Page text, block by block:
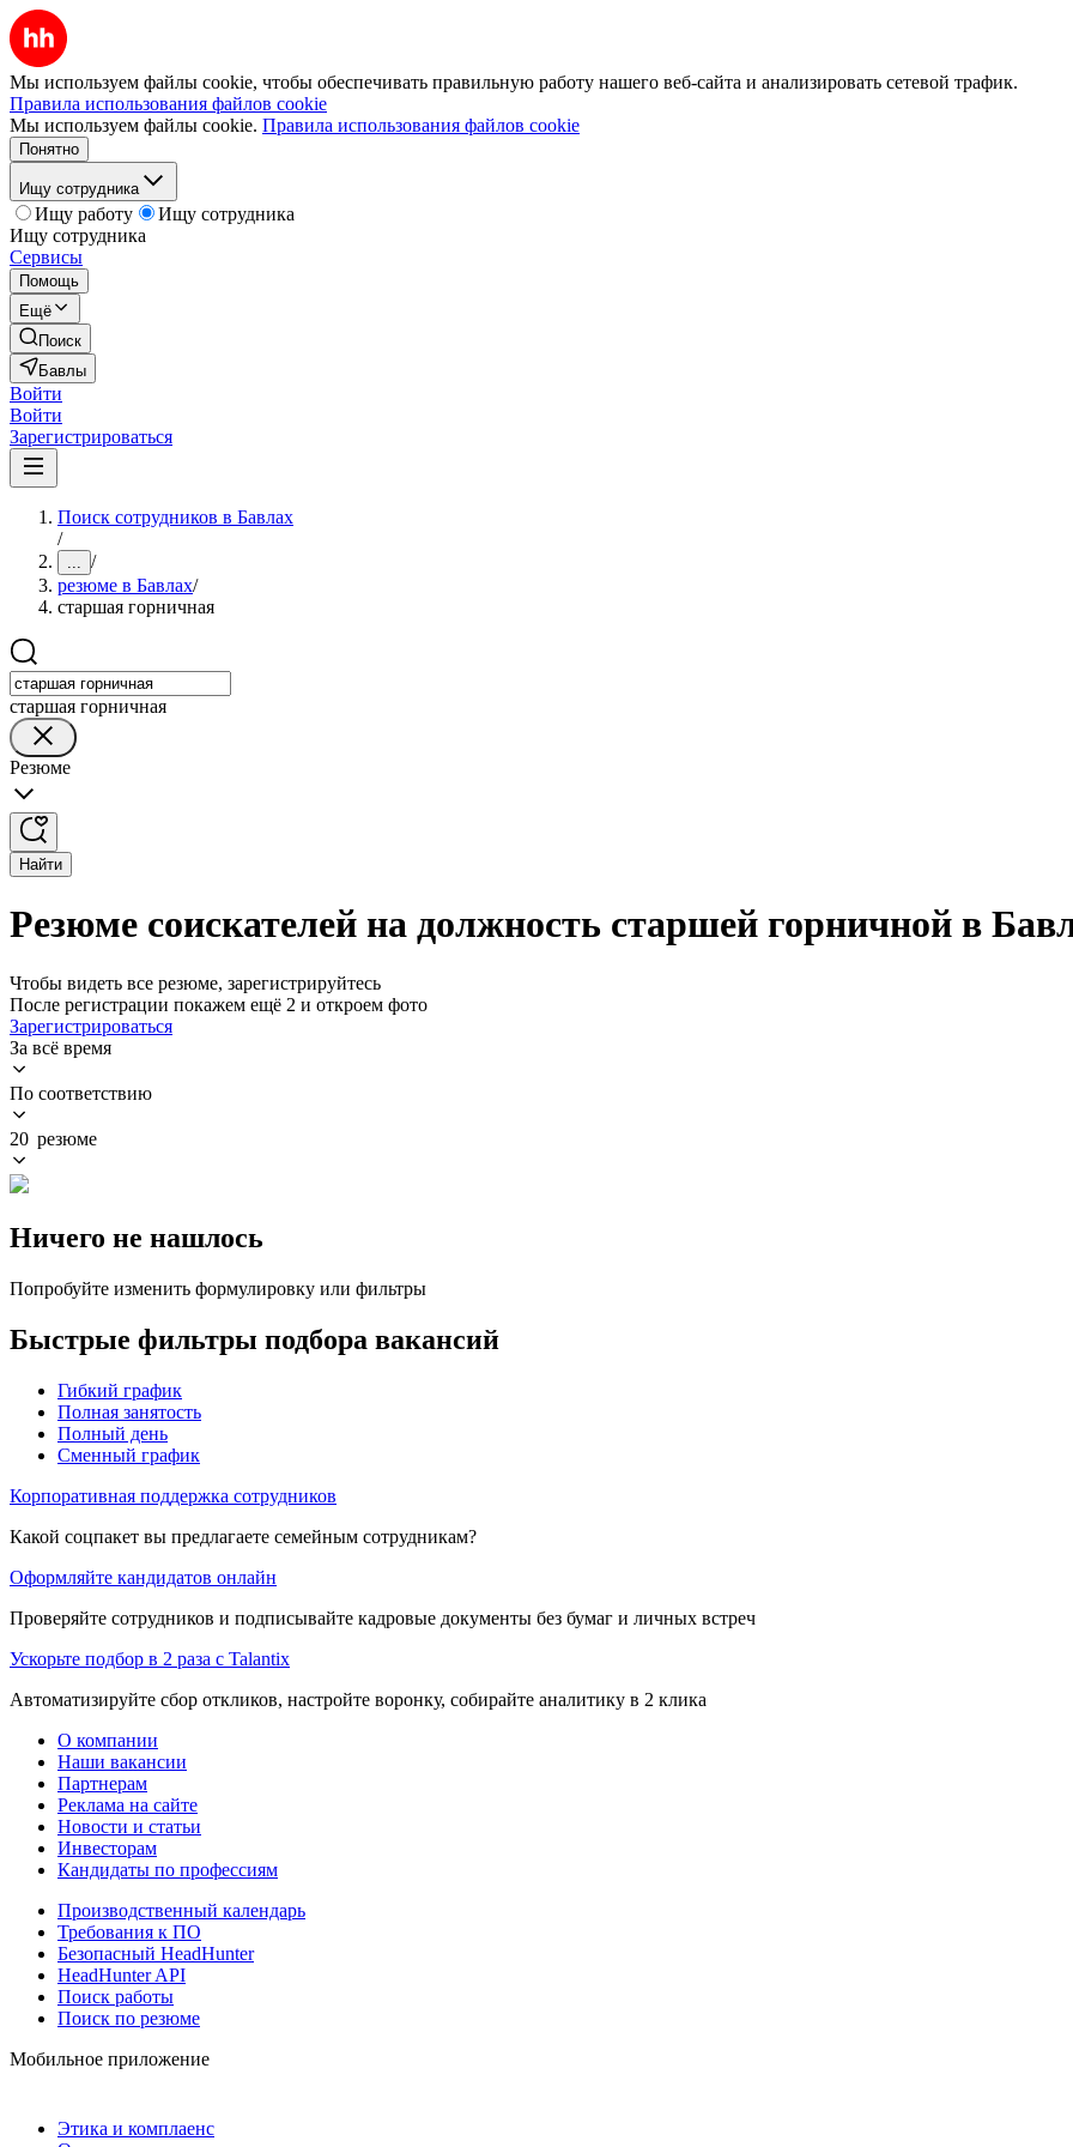
Мы используем файлы cookie, чтобы обеспечивать правильную работу нашего веб-сайта и анализировать сетевой трафик.
Правила использования файлов cookie
Мы используем файлы cookie. Правила использования файлов cookie
Понятно
Ищу сотрудника
Ищу работу
Ищу сотрудника
Ищу сотрудника
Сервисы
Помощь
Ещё
Поиск
Бавлы
Войти
Войти
Зарегистрироваться
Поиск сотрудников в Бавлах
/
... /
резюме в Бавлах/
старшая горничная
старшая горничная
Резюме
Найти
Резюме соискателей на должность старшей горничной в
Чтобы видеть все резюме, зарегистрируйтесь
После регистрации покажем ещё 2 и откроем фото
Зарегистрироваться
За всё время
По соответствию
20 резюме
Ничего не нашлось
Попробуйте изменить формулировку или фильтры
Быстрые фильтры подбора вакансий
Гибкий график
Полная занятость
Полный день
Сменный график
Корпоративная поддержка сотрудников
Какой соцпакет вы предлагаете семейным сотрудникам?
Оформляйте кандидатов онлайн
Проверяйте сотрудников и подписывайте кадровые документы без бумаг и личных встреч
Ускорьте подбор в 2 раза с Talantix
Автоматизируйте сбор откликов, настройте воронку, собирайте аналитику в 2 клика
О компании
Наши вакансии
Партнерам
Реклама на сайте
Новости и статьи
Инвесторам
Кандидаты по профессиям
Производственный календарь
Требования к ПО
Безопасный HeadHunter
HeadHunter API
Поиск работы
Поиск по резюме
Мобильное приложение
Этика и комплаенс